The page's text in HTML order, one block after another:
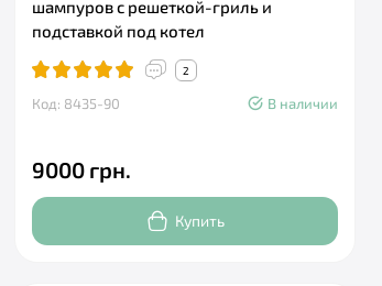
шампуров с решеткой-гриль и
подставкой под котел
2
Код: 8435-90 В наличии
9000 грн.
Купить